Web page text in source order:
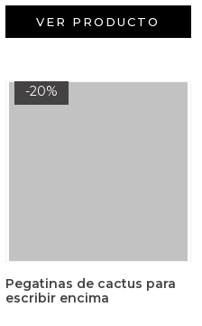
VER PRODUCTO
-20%
Pegatinas de cactus para
escribir encima